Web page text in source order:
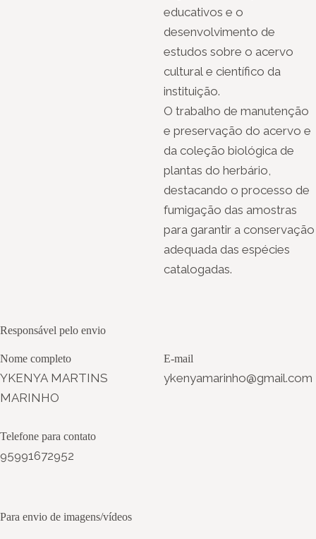
educativos e o
desenvolvimento de
estudos sobre o acervo
cultural e científico da
instituição.
O trabalho de manutenção
e preservação do acervo e
da coleção biológica de
plantas do herbário,
destacando o processo de
fumigação das amostras
para garantir a conservação
adequada das espécies
catalogadas.
Responsável pelo envio
Nome completo
YKENYA MARTINS
MARINHO
Telefone para contato
95991672952
E-mail
ykenyamarinho@gmail.com
Para envio de imagens/vídeos